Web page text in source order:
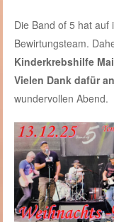
Die Band of 5 hat
Bewirtungsteam.
Kinderkrebshilfe
Vielen Dank dafür
wundervollen Abend.